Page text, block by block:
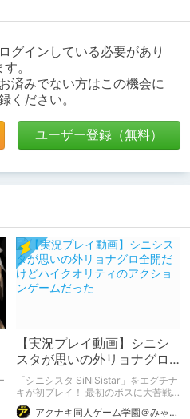
グインしている必要があり
す。
済みでない方はこの機会に
ください。
ユーザー登録（無料）
【実況プレイ動画】シニシ
スタが思いの外リョナグロ
全開だけどハイクオリティ
のアクションゲームだった
「シニシスタ SiNiSistar」をエグチナ
キが初プレイ！ 最初のボスに大苦戦
した結果……！？
アクナキ同人ゲーム学園＠みゃたろー